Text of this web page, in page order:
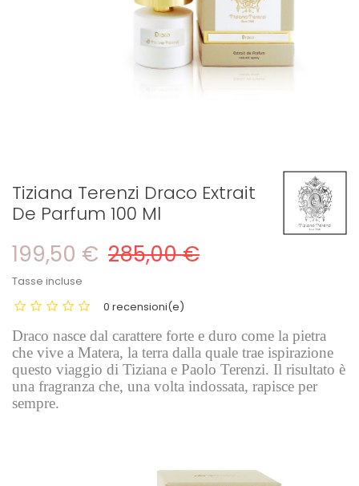
Tiziana Terenzi Draco Extrait
De Parfum 100 Ml
199,50 € 285,00 €
Tasse incluse
0 recensioni(e)
Draco nasce dal carattere forte e duro come la pietra
che vive a Matera, la terra dalla quale trae ispirazione
questo viaggio di Tiziana e Paolo Terenzi. Il risultato è
una fragranza che, una volta indossata, rapisce per
sempre.